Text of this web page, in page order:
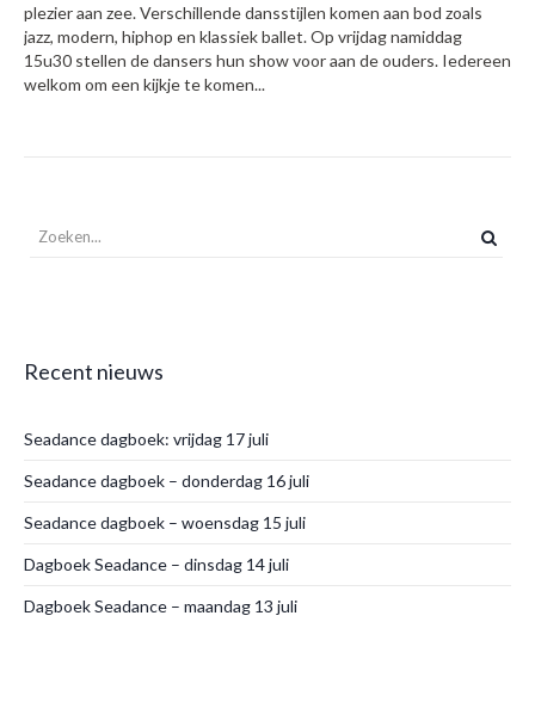
plezier aan zee. Verschillende dansstijlen komen aan bod zoals
jazz, modern, hiphop en klassiek ballet. Op vrijdag namiddag
15u30 stellen de dansers hun show voor aan de ouders. Iedereen
welkom om een kijkje te komen...
Recent nieuws
Seadance dagboek: vrijdag 17 juli
Seadance dagboek – donderdag 16 juli
Seadance dagboek – woensdag 15 juli
Dagboek Seadance – dinsdag 14 juli
Dagboek Seadance – maandag 13 juli